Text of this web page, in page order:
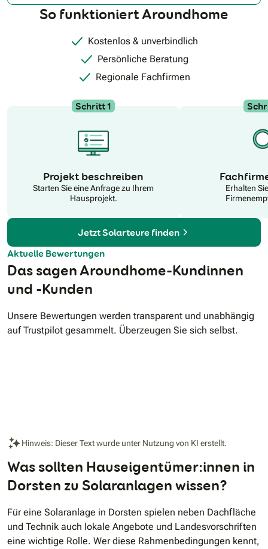
So funktioniert Aroundhome
Kostenlos & unverbindlich
Persönliche Beratung
Regionale Fachfirmen
Schritt 1
Projekt beschreiben
Starten Sie eine Anfrage zu Ihrem
Hausprojekt.
Erhalten
Jetzt Solarteure finden
Aktuelle Bewertungen
Das sagen Aroundhome-Kundinnen
und -Kunden
Unsere Bewertungen werden transparent und unabhängig
auf Trustpilot gesammelt. Überzeugen Sie sich selbst.
Hinweis: Dieser Text wurde unter Nutzung von KI erstellt.
Was sollten Hauseigentümer:innen in
Dorsten zu Solaranlagen wissen?
Für eine Solaranlage in Dorsten spielen neben Dachfläche
und Technik auch lokale Angebote und Landesvorschriften
eine wichtige Rolle. Wer diese Rahmenbedingungen kennt,